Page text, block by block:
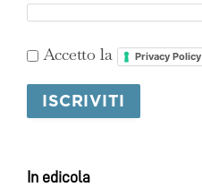
Accetto la Privacy Policy
In edicola